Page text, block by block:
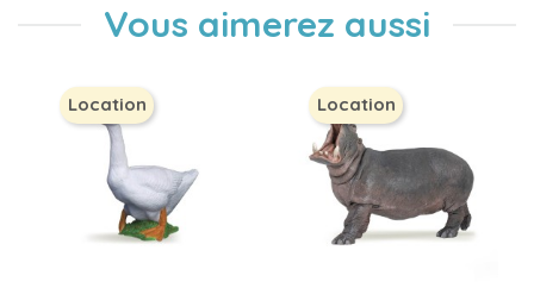
Vous aimerez aussi
Location Location